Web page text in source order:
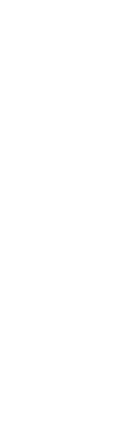
贤支援贵阳
、保稳定各项工作